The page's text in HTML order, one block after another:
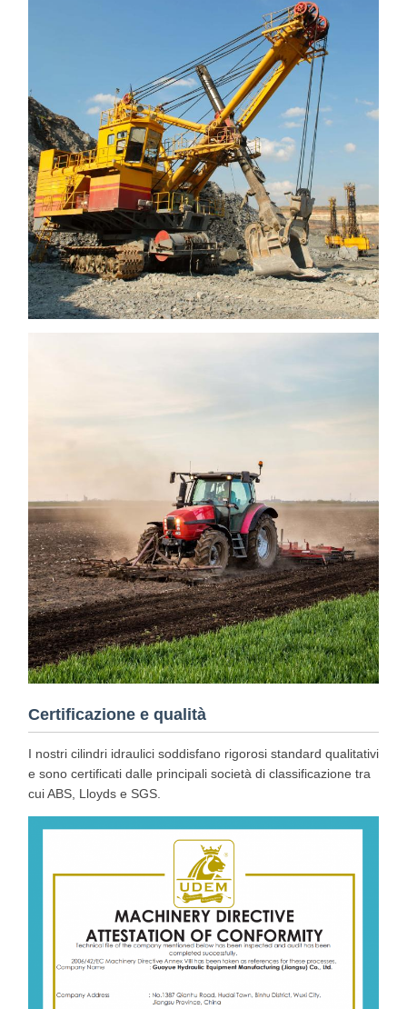
Certificazione e qualità
I nostri cilindri idraulici soddisfano rigorosi standard qualitativi
e sono certificati dalle principali società di classificazione tra
cui ABS, Lloyds e SGS.